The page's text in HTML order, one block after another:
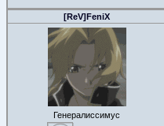
[ReV]FeniX
Генералиссимус